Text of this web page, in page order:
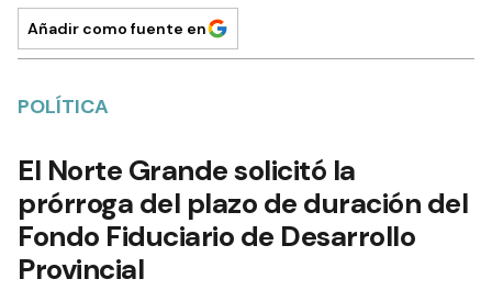
Añadir como fuente en
POLÍTICA
El Norte Grande solicitó la
prórroga del plazo de duración del
Fondo Fiduciario de Desarrollo
Provincial